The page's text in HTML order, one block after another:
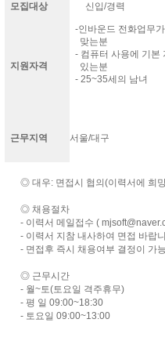
모집대상 신입/경력
지원자격
-인바운드 전화업무
맞는분
- 컴퓨터 사용에 기본
있는분
- 25~35세의 남녀
근무지역 서울/대구
◎ 대우: 면접시 협의(이력서에 희
◎ 채용절차
- 이력서 메일접수 (
- 이력서 지참 내사하여 면접 바랍
- 면접후 즉시 채용여부 결정이 가
◎ 근무시간
- 월~토(토요일 격주휴무)
- 평 일 09:00~18:30
- 토요일 09:00~13:00